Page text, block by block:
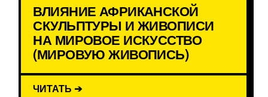
ВЛИЯНИЕ АФРИКАНСКОЙ
СКУЛЬПТУРЫ И ЖИВОПИСИ
НА МИРОВОЕ ИСКУССТВО
(МИРОВУЮ ЖИВОПИСЬ)
ЧИТАТЬ ➔